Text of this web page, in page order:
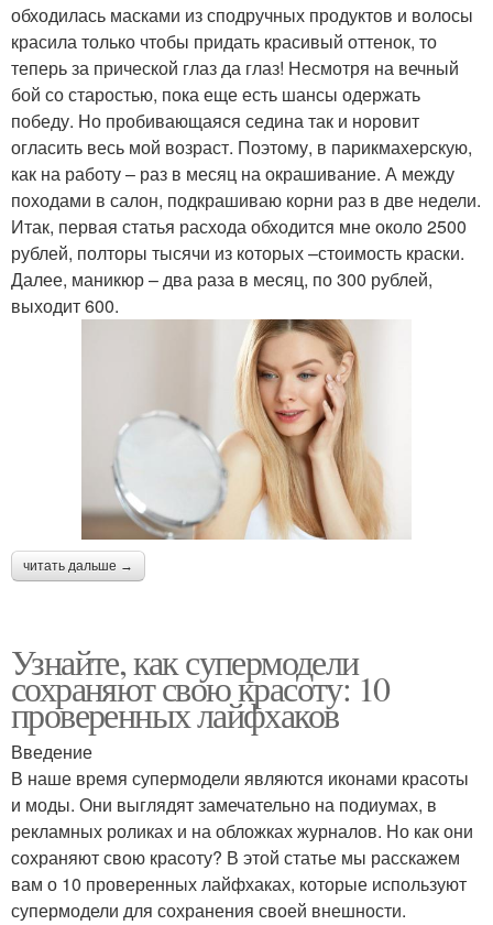
обходилась масками из сподручных продуктов и волосы
красила только чтобы придать красивый оттенок, то
теперь за прической глаз да глаз! Несмотря на вечный
бой со старостью, пока еще есть шансы одержать
победу. Но пробивающаяся седина так и норовит
огласить весь мой возраст. Поэтому, в парикмахерскую,
как на работу – раз в месяц на окрашивание. А между
походами в салон, подкрашиваю корни раз в две недели.
Итак, первая статья расхода обходится мне около 2500
рублей, полторы тысячи из которых –стоимость краски.
Далее, маникюр – два раза в месяц, по 300 рублей,
выходит 600.
читать дальше →
Узнайте, как супермодели
сохраняют свою красоту: 10
проверенных лайфхаков
Введение
В наше время супермодели являются иконами красоты
и моды. Они выглядят замечательно на подиумах, в
рекламных роликах и на обложках журналов. Но как они
сохраняют свою красоту? В этой статье мы расскажем
вам о 10 проверенных лайфхаках, которые используют
супермодели для сохранения своей внешности.